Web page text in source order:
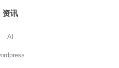
资讯
AI